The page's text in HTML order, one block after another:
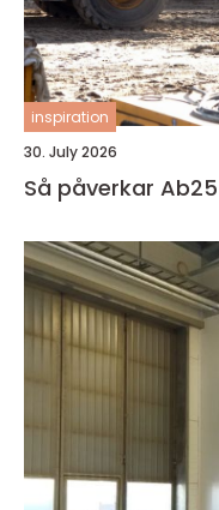
inspiration
30. July 2026
Så påverkar